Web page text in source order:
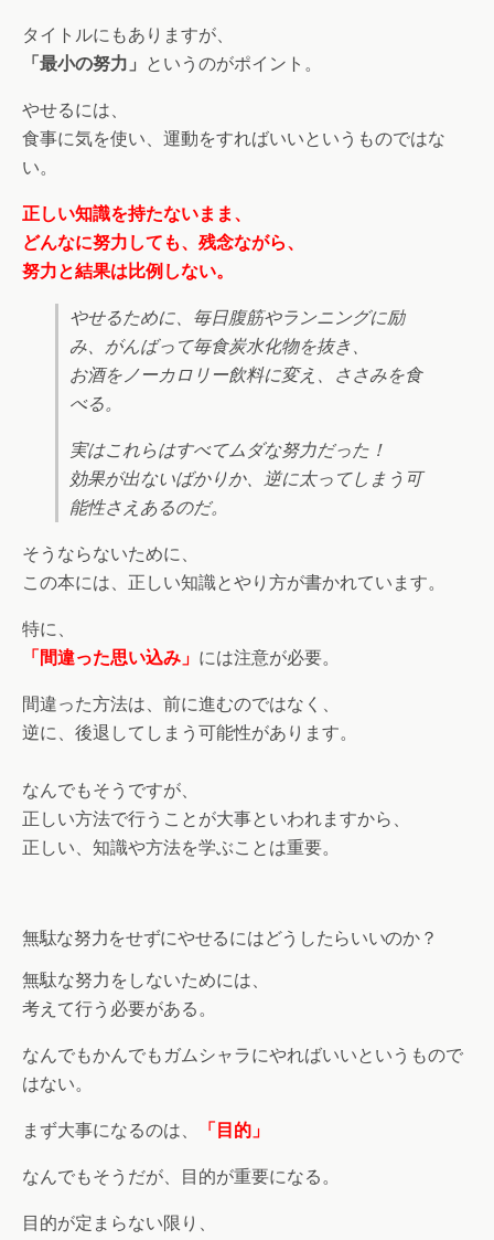
タイトルにもありますが、
「最小の努力」 というのがポイント。
やせるには、
食事に気を使い、運動をすればいいというものではな
い。
正しい知識を持たないまま、
どんなに努力しても、残念ながら、
努力と結果は比例しない。
やせるために、毎日腹筋やランニングに励
み、がんばって毎食炭水化物を抜き、
お酒をノーカロリー飲料に変え、ささみを食
べる。
実はこれらはすべてムダな努力だった！
効果が出ないばかりか、逆に太ってしまう可
能性さえあるのだ。
そうならないために、
この本には、正しい知識とやり方が書かれています。
特に、
「間違った思い込み」 には注意が必要。
間違った方法は、前に進むのではなく、
逆に、後退してしまう可能性があります。
なんでもそうですが、
正しい方法で行うことが大事といわれますから、
正しい、知識や方法を学ぶことは重要。
無駄な努力をせずにやせるにはどうしたらいいのか？
無駄な努力をしないためには、
考えて行う必要がある。
なんでもかんでもガムシャラにやればいいというもので
はない。
まず大事になるのは、 「目的」
なんでもそうだが、目的が重要になる。
目的が定まらない限り、